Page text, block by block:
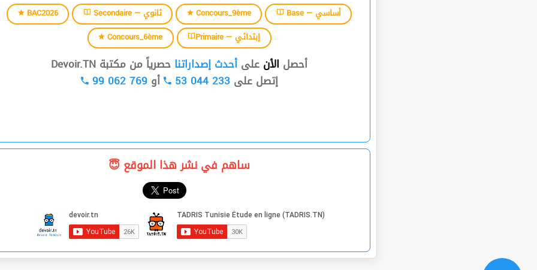
BAC2026 Secondaire — ثانوي Concours_9ème
Base — أساسي
Concours_6ème
Primaire — إبتدائي
أحصل الأن على أحدث إصداراتنا حصرياً من مكتبة Devoir.TN
إتصل على 53 044 233 أو99 062 769
ساهم في نشر هذا الموقع 😇